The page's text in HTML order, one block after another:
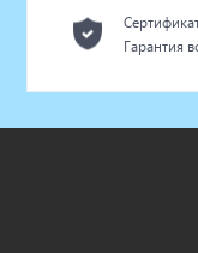
Гарантия